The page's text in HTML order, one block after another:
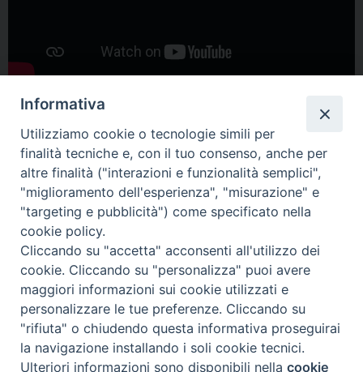
Home Il Vescovo Diocesi Pastorale
Liturgia
Beni Culturali
Modulistica
Casa dioc. di Spagliagrano Webmail
2025 copyright
Diocesi di Orvieto – Todi
Informativa
Utilizziamo cookie o tecnologie simili per
finalità tecniche e, con il tuo consenso, anche per
altre finalità ("interazioni e funzionalità semplici",
"miglioramento dell'esperienza", "misurazione" e
"targeting e pubblicità") come specificato nella
cookie policy.
Cliccando su "accetta" acconsenti all'utilizzo dei
cookie. Cliccando su "personalizza" puoi avere
maggiori informazioni sui cookie utilizzati e
personalizzare le tue preferenze. Cliccando su
"rifiuta" o chiudendo questa informativa proseguirai
la navigazione installando i soli cookie tecnici.
Ulteriori informazioni sono disponibili nellacookie